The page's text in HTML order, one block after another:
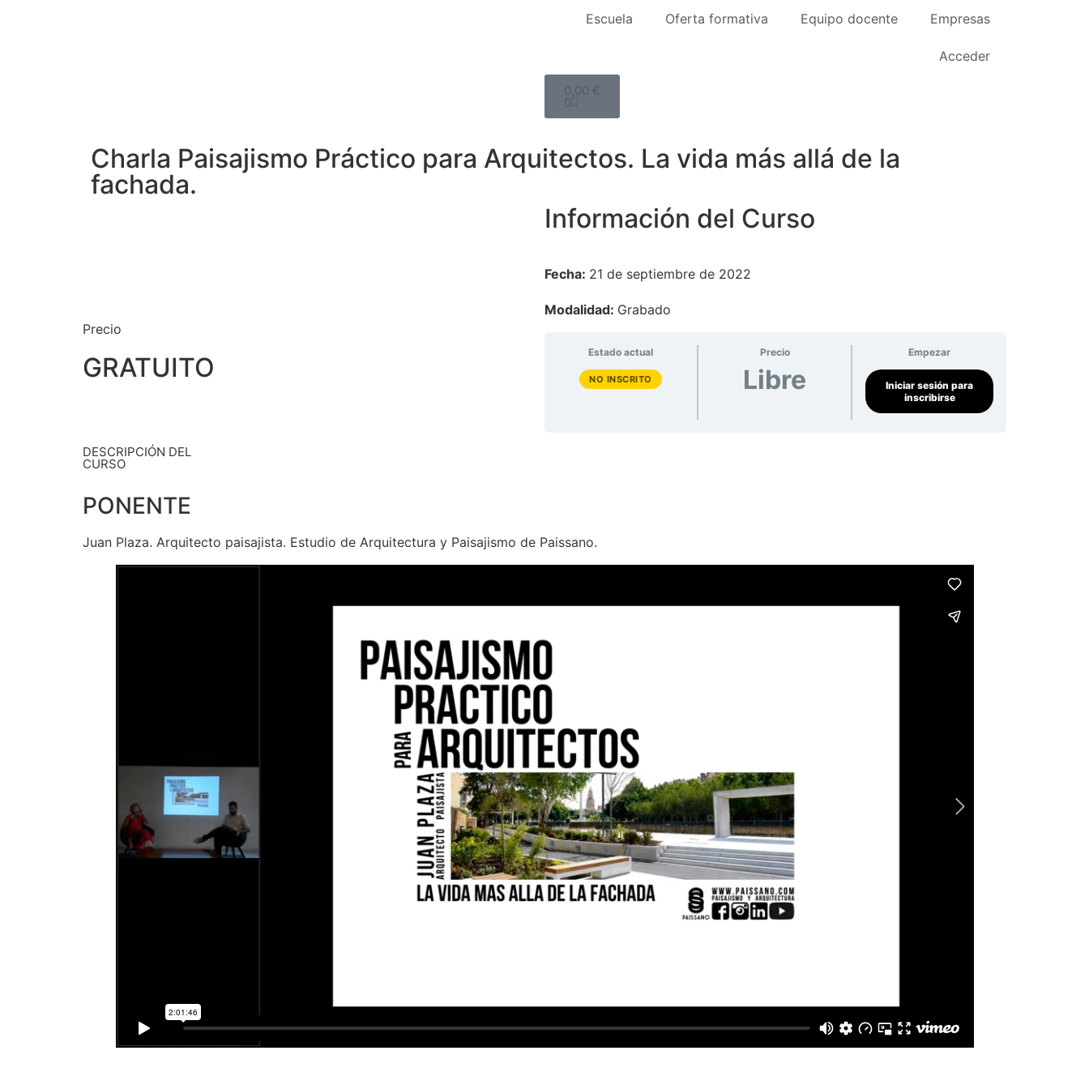
Escuela Oferta formativa Equipo docente Empresas
Acceder
0,00 €
0
Charla Paisajismo Práctico para Arquitectos. La vida más allá de la
fachada.
Información del Curso
Fecha: 21 de septiembre de 2022
Modalidad: Grabado
Precio
GRATUITO Estado actual
NO INSCRITO
Precio
Libre
Empezar
Iniciar sesión para
inscribirse
DESCRIPCIÓN DEL
CURSO
PONENTE
Juan Plaza. Arquitecto paisajista. Estudio de Arquitectura y Paisajismo de Paissano.